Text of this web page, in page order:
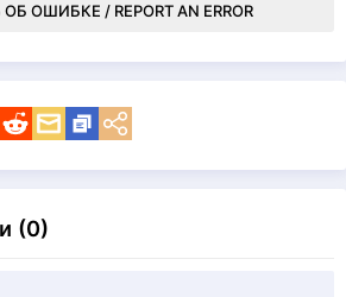
ОШИБКЕ / REPORT AN ERROR
(0)